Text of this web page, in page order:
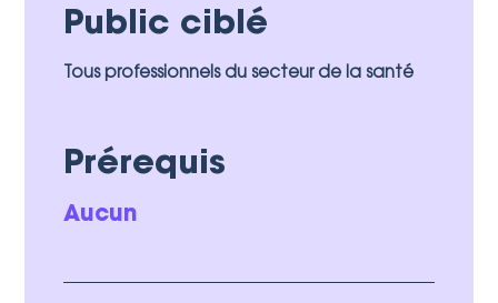
Public ciblé
Tous professionnels du secteur de la santé
Prérequis
Aucun